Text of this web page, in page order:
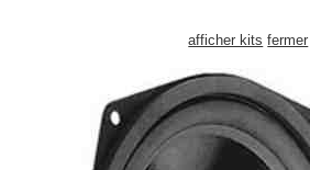
afficher kits fermer